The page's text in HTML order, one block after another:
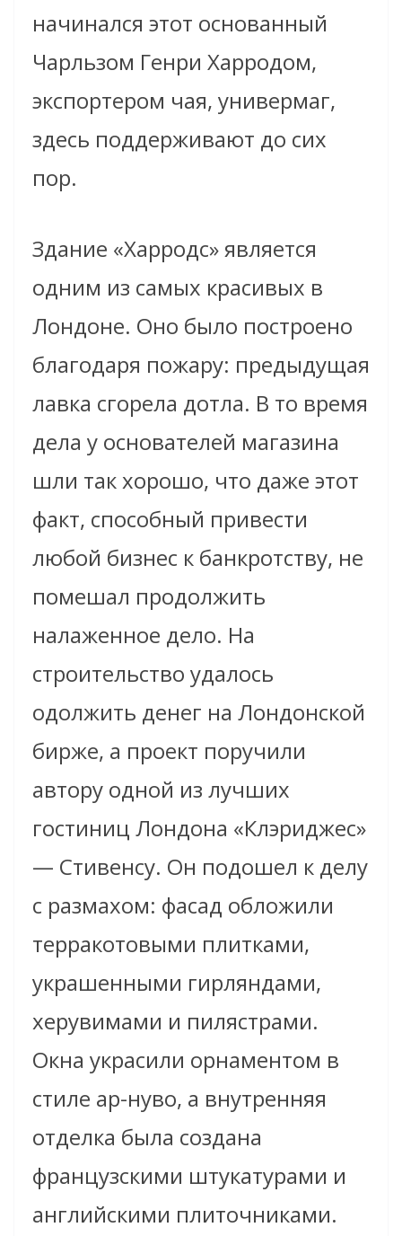
начинался этот основанный
Чарльзом Генри Харродом,
экспортером чая, универмаг,
здесь поддерживают до сих
пор.
Здание «Харродс» является
одним из самых красивых в
Лондоне. Оно было построено
благодаря пожару: предыдущая
лавка сгорела дотла. В то время
дела у основателей магазина
шли так хорошо, что даже этот
факт, способный привести
любой бизнес к банкротству, не
помешал продолжить
налаженное дело. На
строительство удалось
одолжить денег на Лондонской
бирже, а проект поручили
автору одной из лучших
гостиниц Лондона «Клэриджес»
— Стивенсу. Он подошел к делу
с размахом: фасад обложили
терракотовыми плитками,
украшенными гирляндами,
херувимами и пилястрами.
Окна украсили орнаментом в
стиле ар-нуво, а внутренняя
отделка была создана
французскими штукатурами и
английскими плиточниками.